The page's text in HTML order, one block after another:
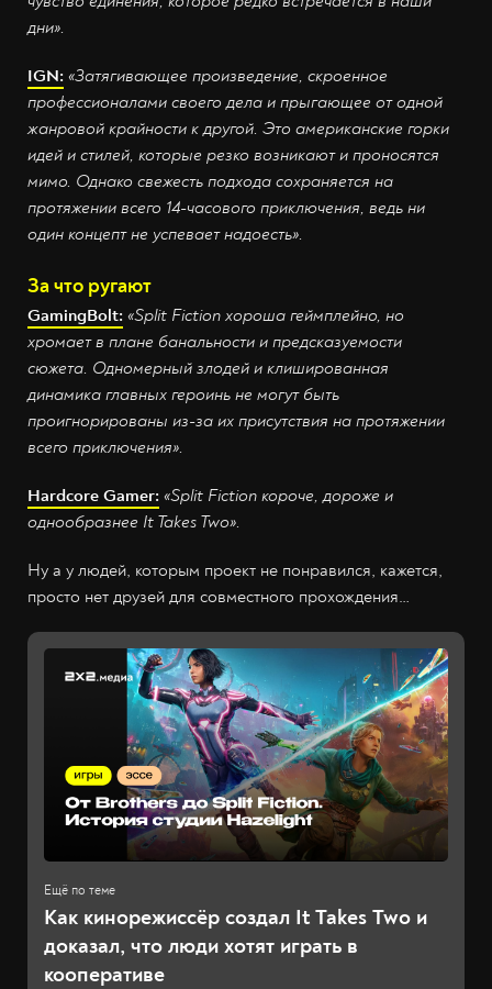
дни».
IGN: «Затягивающее произведение, скроенное
профессионалами своего дела и прыгающее от одной
жанровой крайности к другой. Это американские горки
идей и стилей, которые резко возникают и проносятся
мимо. Однако свежесть подхода сохраняется на
протяжении всего 14-часового приключения, ведь ни
один концепт не успевает надоесть».
За что ругают
GamingBolt: «Split Fiction хороша геймплейно, но
хромает в плане банальности и предсказуемости
сюжета. Одномерный злодей и клишированная
динамика главных героинь не могут быть
проигнорированы из-за их присутствия на протяжении
всего приключения».
Hardcore Gamer: «Split Fiction короче, дороже и
однообразнее It Takes Two».
Ну а у людей, которым проект не понравился, кажется,
просто нет друзей для совместного прохождения…
Как кинорежиссёр создал It Takes Two и
доказал, что люди хотят играть в
кооперативе